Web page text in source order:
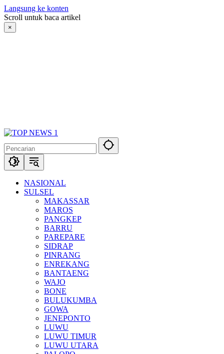
Langsung ke konten
Scroll untuk baca artikel
×
NASIONAL
SULSEL
MAKASSAR
MAROS
PANGKEP
BARRU
PAREPARE
SIDRAP
PINRANG
ENREKANG
BANTAENG
WAJO
BONE
BULUKUMBA
GOWA
JENEPONTO
LUWU
LUWU TIMUR
LUWU UTARA